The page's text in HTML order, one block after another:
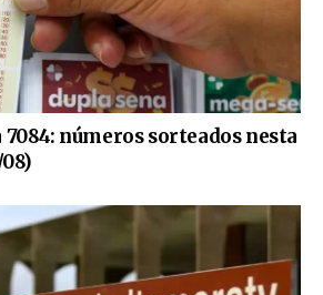
números sorteados nesta